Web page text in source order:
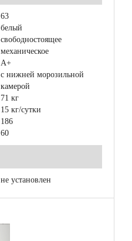
63
белый
свободностоящее
механическое
A+
с нижней морозильной
камерой
71 кг
15 кг/сутки
186
60
не установлен